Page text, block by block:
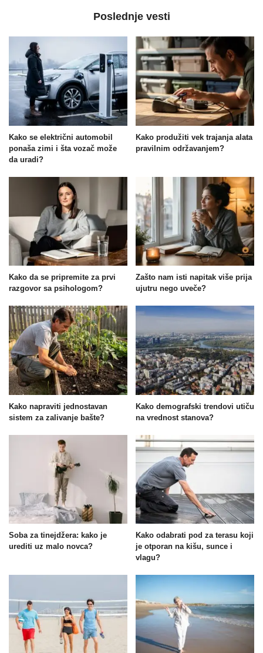
Poslednje vesti
Kako se električni automobil
ponaša zimi i šta vozač može
da uradi?
Kako produžiti vek trajanja alata
pravilnim održavanjem?
Kako da se pripremite za prvi
razgovor sa psihologom?
Zašto nam isti napitak više prija
ujutru nego uveče?
Kako napraviti jednostavan
sistem za zalivanje bašte?
Kako demografski trendovi utiču
na vrednost stanova?
Soba za tinejdžera: kako je
urediti uz malo novca?
Kako odabrati pod za terasu koji
je otporan na kišu, sunce i
vlagu?